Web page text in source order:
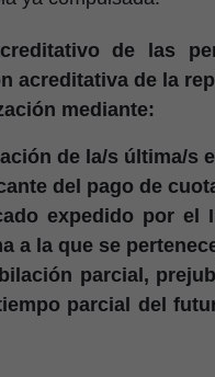
de las
acreditativa de la
mediante:
de la/s última/s
del pago de
expedido por el
a la que se
parcial,
parcial del